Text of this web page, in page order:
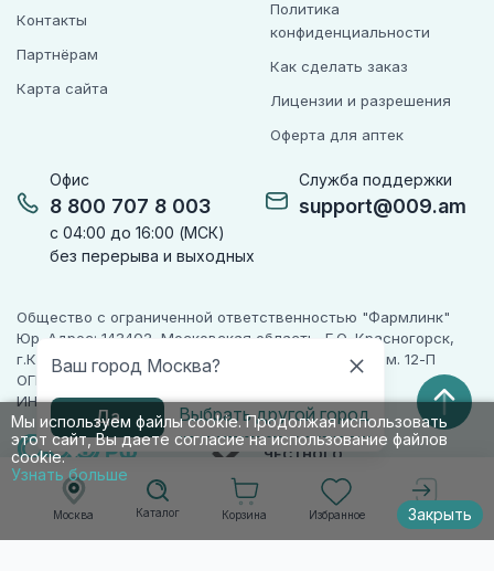
Москва
Ваш город Москва?
Да Выбрать другой город
Каталог Корзина Избранное Войти
Мы используем файлы cookie. Продолжая использовать
этот сайт, Вы даете согласие на использование файлов
cookie.
Узнать больше
Закрыть
Офис
8 800 707 8 003
с 04:00 до 16:00 (МСК)
без перерыва и выходных
Служба поддержки
support@009.am
Контакты
Партнёрам
Карта сайта
Политика
конфиденциальности
Как сделать заказ
Лицензии и разрешения
Оферта для аптек
Общество с ограниченной ответственностью "Фармлинк"
Юр. Адрес: 143402, Московская область, Г.О. Красногорск,
г.Красногорск, ул. Жуковского, д. 17, помещ. III, ком. 12-П
ОГРН 1225000071955
ИНН 5024223277
ПАРТНЕР
ЧЕСТНОГО